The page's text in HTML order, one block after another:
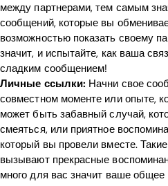
между партнерами, тем самым
сообщений, которые вы
возможностью показать своему
значит, и испытайте, как ваша
сладким сообщением!
Личные ссылки: Начни свое
совместном моменте или опыте,
может быть забавный случай,
смеяться, или приятное
который вы провели вместе.
вызывают прекрасные
много для вас значит ваше общее